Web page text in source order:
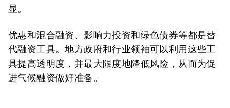
显。
优惠和混合融资、影响力投资和绿色债券等都是替
代融资工具。地方政府和行业领袖可以利用这些工
具提高透明度，并最大限度地降低风险，从而为促
进气候融资做好准备。